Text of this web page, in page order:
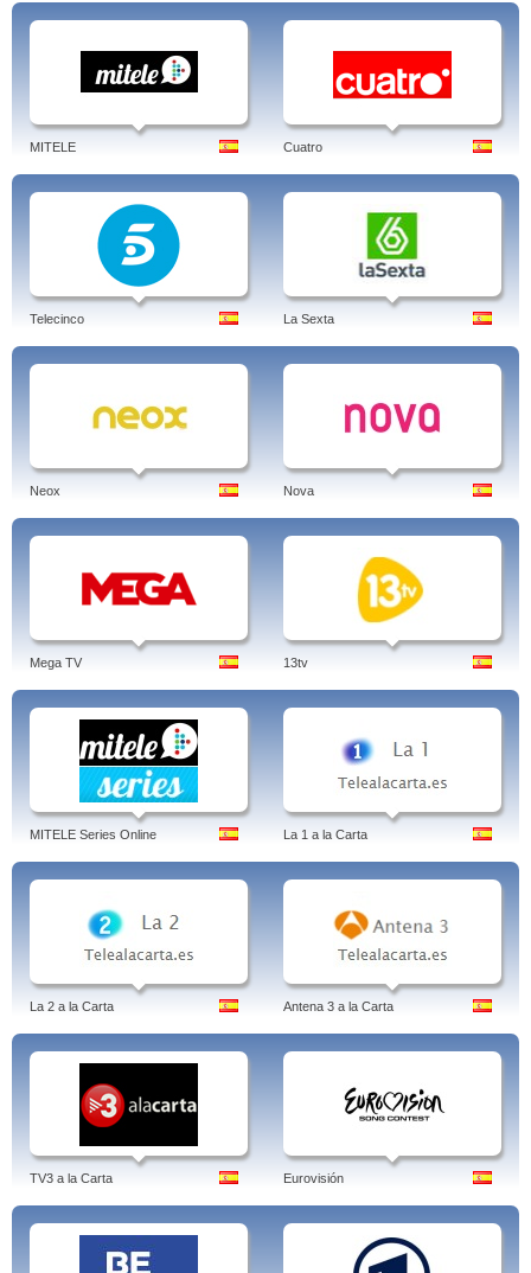
MITELE Cuatro
Telecinco La Sexta
Neox Nova
Mega TV 13tv
MITELE Series Online La 1 a la Carta
La 2 a la Carta Antena 3 a la Carta
TV3 a la Carta Eurovisión